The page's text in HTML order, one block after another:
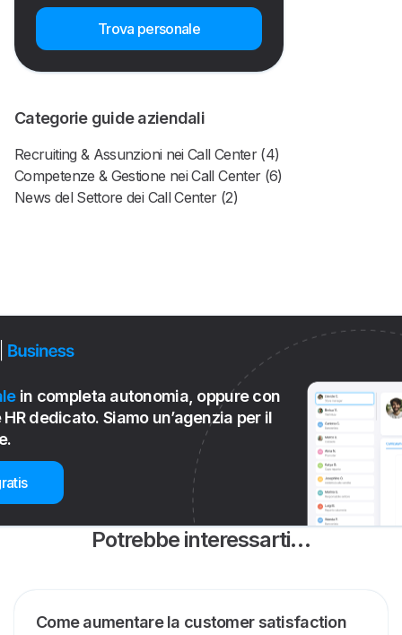
Trova personale
Categorie guide aziendali
Recruiting & Assunzioni nei Call Center (4)
Competenze & Gestione nei Call Center (6)
News del Settore dei Call Center (2)
in completa autonomia, oppure con
dedicato. Siamo un’agenzia per il
Potrebbe interessarti…
Come aumentare la customer satisfaction